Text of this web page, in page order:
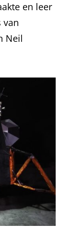
en leer
van
Neil